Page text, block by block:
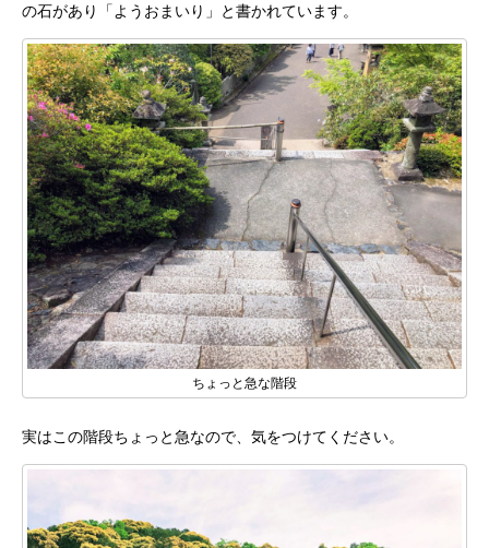
の石があり「ようおまいり」と書かれています。
ちょっと急な階段
実はこの階段ちょっと急なので、気をつけてください。